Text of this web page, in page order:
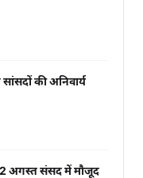
सांसदों की अनिवार्य
अगस्त संसद में मौजूद